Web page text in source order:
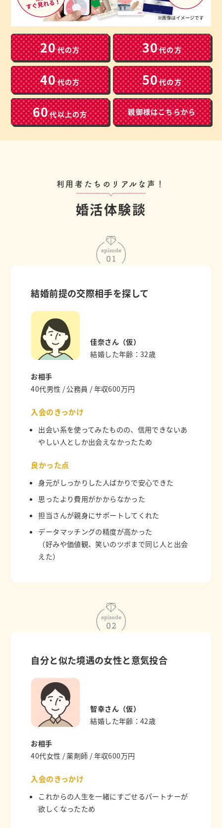
20代の方 30代の方
40代の方 50代の方
60代以上の方 親御様はこちらから
利用者たちのリアルな声！
婚活体験談
結婚前提の交際相手を探して
佳奈さん（仮）
結婚した年齢：32歳
お相手
40代男性 / 公務員 / 年収600万円
入会のきっかけ
出会い系を使ってみたものの、信用できないあ
やしい人としか出会えなかったため
良かった点
身元がしっかりした人ばかりで安心できた
思ったより費用がかからなかった
担当さんが親身にサポートしてくれた
データマッチングの精度が高かった
（好みや価値観、笑いのツボまで同じ人と出会
えた）
自分と似た境遇の女性と意気投合
智幸さん（仮）
結婚した年齢：42歳
お相手
40代女性 / 薬剤師 / 年収600万円
入会のきっかけ
これからの人生を一緒にすごせるパートナーが
欲しくなったため